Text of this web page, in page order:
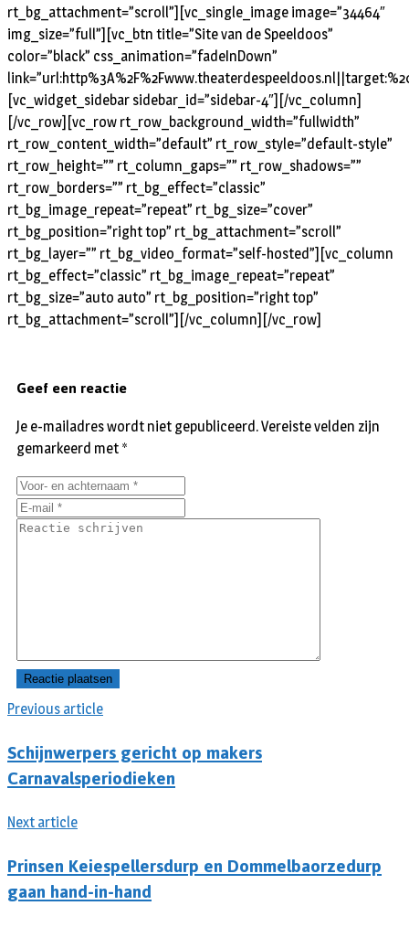
rt_bg_attachment=”scroll”][vc_single_image image=”34464″
img_size=”full”][vc_btn title=”Site van de Speeldoos”
color=”black” css_animation=”fadeInDown”
[vc_widget_sidebar sidebar_id=”sidebar-4″][/vc_column]
[/vc_row][vc_row rt_row_background_width=”fullwidth”
rt_row_content_width=”default” rt_row_style=”default-style”
rt_row_height=”” rt_column_gaps=”” rt_row_shadows=””
rt_row_borders=”” rt_bg_effect=”classic”
rt_bg_image_repeat=”repeat” rt_bg_size=”cover”
rt_bg_position=”right top” rt_bg_attachment=”scroll”
rt_bg_layer=”” rt_bg_video_format=”self-hosted”][vc_column
rt_bg_effect=”classic” rt_bg_image_repeat=”repeat”
rt_bg_size=”auto auto” rt_bg_position=”right top”
rt_bg_attachment=”scroll”][/vc_column][/vc_row]
Previous article
Schijnwerpers gericht op makers
Carnavalsperiodieken
Next article
Prinsen Keiespellersdurp en Dommelbaorzedurp
gaan hand-in-hand
Geef een reactie
Je e-mailadres wordt niet gepubliceerd.Vereiste velden zijn
gemarkeerd met *